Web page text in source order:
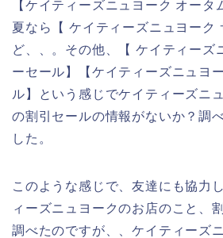
【ケイティーズニュヨーク オータ
夏なら【 ケイティーズニュヨーク
ど、、。その他、【 ケイティーズ
ーセール】【ケイティーズニュヨ
ル】という感じでケイティーズニ
の割引セールの情報がないか？調
した。
このような感じで、友達にも協力
ィーズニュヨークのお店のこと、
調べたのですが、、ケイティーズ